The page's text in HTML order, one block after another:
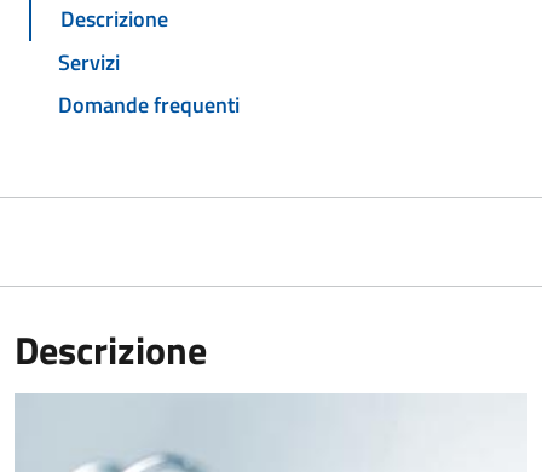
Descrizione
Servizi
Domande frequenti
Descrizione